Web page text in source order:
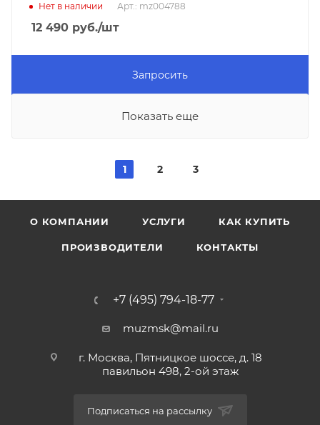
Нет в наличии Арт.: mz004788
12 490 руб./шт
Запросить
Показать еще
1 2 3
О КОМПАНИИ УСЛУГИ КАК КУПИТЬ
ПРОИЗВОДИТЕЛИ КОНТАКТЫ
+7 (495) 794-18-77
muzmsk@mail.ru
г. Москва, Пятницкое шоссе, д. 18
павильон 498, 2-ой этаж
Подписаться на рассылку